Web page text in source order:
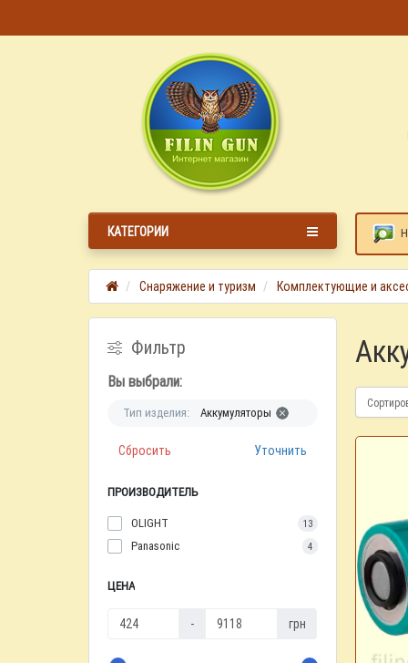
КАТЕГОРИИ
Снаряжение и туризм Комплектующие и
Фильтр
Вы выбрали:
Тип изделия: Аккумуляторы
Сбросить Уточнить
ПРОИЗВОДИТЕЛЬ
OLIGHT
13
Panasonic 4
ЦЕНА
- грн